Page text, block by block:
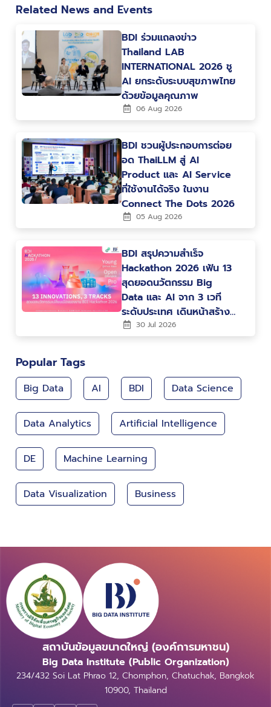
Related News and Events
BDI ร่วมแถลงข่าว
Thailand LAB
INTERNATIONAL 2026 ชู
AI ยกระดับระบบสุขภาพไทย
ด้วยข้อมูลคุณภาพ
06 Aug 2026
BDI ชวนผู้ประกอบการต่อย
อด ThaiLLM สู่ AI
Product และ AI Service
ที่ใช้งานได้จริง ในงาน
Connect The Dots 2026
05 Aug 2026
BDI สรุปความสำเร็จ
Hackathon 2026 เฟ้น 13
สุดยอดนวัตกรรม Big
Data และ AI จาก 3 เวที
ระดับประเทศ เดินหน้าสร้าง
คน สร้างนวัตกรรม ขับ
เคลื่อนประเทศไทยสู่ Data-
30 Jul 2026
Popular Tags
Big Data AI BDI Data Science
Data Analytics Artificial Intelligence
DE Machine Learning
Data Visualization Business
สถาบันข้อมูลขนาดใหญ่ (องค์การมหาชน)
Big Data Institute (Public Organization)
234/432 Soi Lat Phrao 12, Chomphon, Chatuchak, Bangkok
10900, Thailand